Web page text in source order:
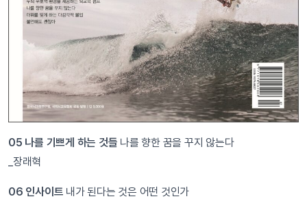
05 나를 기쁘게 하는 것들 나를 향한 꿈을 꾸지 않는다
_장래혁
06 인사이트 내가 된다는 것은 어떤 것인가